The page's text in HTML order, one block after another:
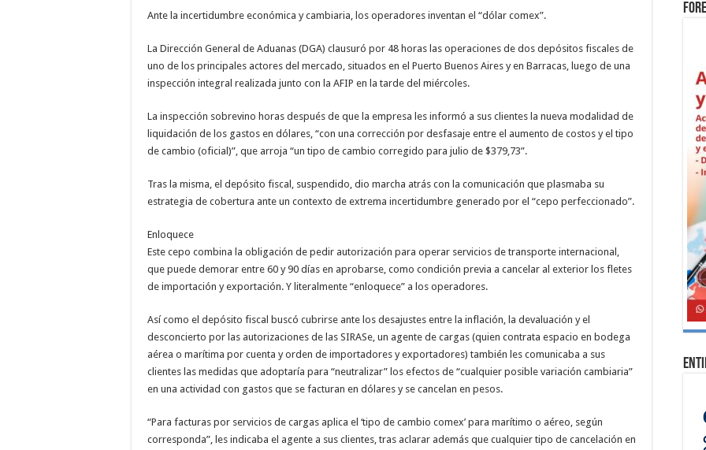
Ante la incertidumbre económica y cambiaria, los operadores inventan el “dólar comex”.
La Dirección General de Aduanas (DGA) clausuró por 48 horas las operaciones de dos depósitos fiscales de
uno de los principales actores del mercado, situados en el Puerto Buenos Aires y en Barracas, luego de una
inspección integral realizada junto con la AFIP en la tarde del miércoles.
La inspección sobrevino horas después de que la empresa les informó a sus clientes la nueva modalidad de
liquidación de los gastos en dólares, “con una corrección por desfasaje entre el aumento de costos y el tipo
de cambio (oficial)”, que arroja “un tipo de cambio corregido para julio de $379,73”.
Tras la misma, el depósito fiscal, suspendido, dio marcha atrás con la comunicación que plasmaba su
estrategia de cobertura ante un contexto de extrema incertidumbre generado por el “cepo perfeccionado”.
Enloquece
Este cepo combina la obligación de pedir autorización para operar servicios de transporte internacional,
que puede demorar entre 60 y 90 días en aprobarse, como condición previa a cancelar al exterior los fletes
de importación y exportación. Y literalmente “enloquece” a los operadores.
Así como el depósito fiscal buscó cubrirse ante los desajustes entre la inflación, la devaluación y el
desconcierto por las autorizaciones de las SIRASe, un agente de cargas (quien contrata espacio en bodega
aérea o marítima por cuenta y orden de importadores y exportadores) también les comunicaba a sus
clientes las medidas que adoptaría para “neutralizar” los efectos de “cualquier posible variación cambiaria”
en una actividad con gastos que se facturan en dólares y se cancelan en pesos.
“Para facturas por servicios de cargas aplica el ‘tipo de cambio comex’ para marítimo o aéreo, según
corresponda”, les indicaba el agente a sus clientes, tras aclarar además que cualquier tipo de cancelación en